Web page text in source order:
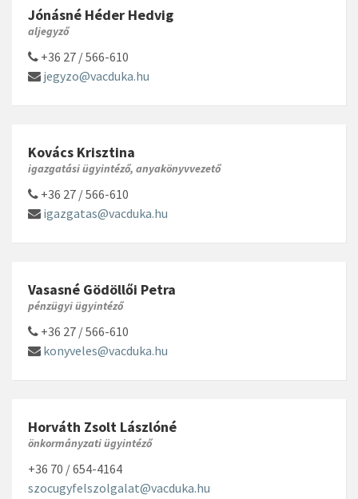
Jónásné Héder Hedvig
aljegyző
+36 27 / 566-610
jegyzo@vacduka.hu
Kovács Krisztina
igazgatási ügyintéző, anyakönyvvezető
+36 27 / 566-610
igazgatas@vacduka.hu
Vasasné Gödöllői Petra
pénzügyi ügyintéző
+36 27 / 566-610
konyveles@vacduka.hu
Horváth Zsolt Lászlóné
önkormányzati ügyintéző
+36 70 / 654-4164
szocugyfelszolgalat@vacduka.hu